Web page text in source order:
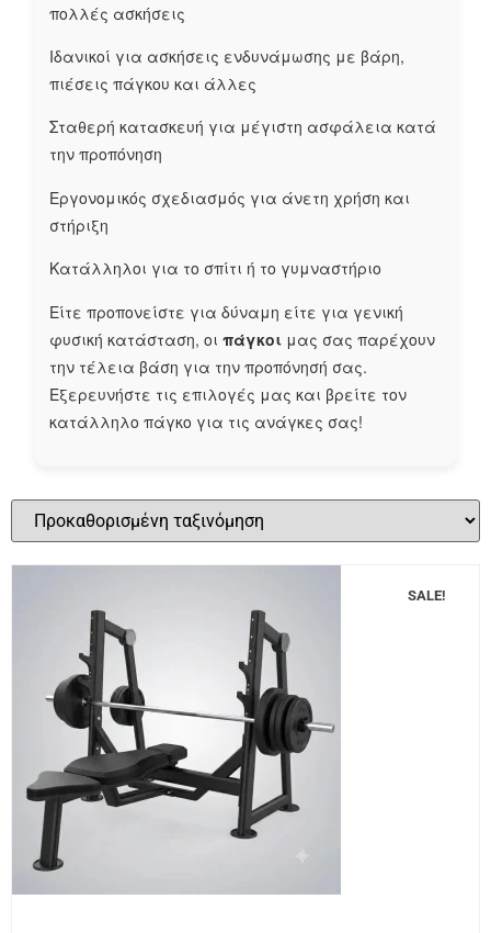
πολλές ασκήσεις
Ιδανικοί για ασκήσεις ενδυνάμωσης με βάρη,
πιέσεις πάγκου και άλλες
Σταθερή κατασκευή για μέγιστη ασφάλεια κατά
την προπόνηση
Εργονομικός σχεδιασμός για άνετη χρήση και
στήριξη
Κατάλληλοι για το σπίτι ή το γυμναστήριο
Είτε προπονείστε για δύναμη είτε για γενική
φυσική κατάσταση, οιπάγκοι μας σας παρέχουν
την τέλεια βάση για την προπόνησή σας.
Εξερευνήστε τις επιλογές μας και βρείτε τον
κατάλληλο πάγκο για τις ανάγκες σας!
SALE!